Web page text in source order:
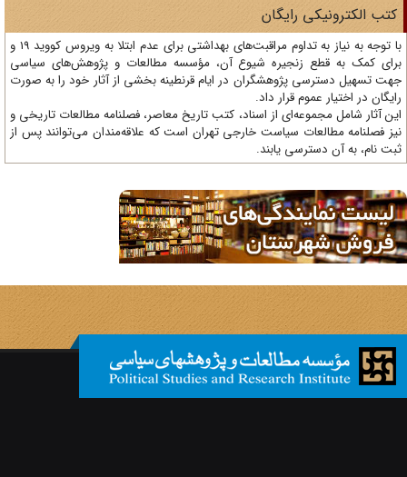
الکترونیکی رایگان
با توجه به نیاز به تداوم مراقبت‌های بهداشتی برای عدم ابتلا به ویروس کووید 19 و
کمک به قطع زنجیره شیوع آن، مؤسسه مطالعات و پژوهش‌های سیاسی
تسهیل دسترسی پژوهشگران در ایام قرنطینه بخشی از آثار خود را به صورت
در اختیار عموم قرار داد.
آثار شامل مجموعه‌ای از اسناد، کتب تاریخ معاصر، فصلنامه‌ مطالعات تاریخی و
فصلنامه مطالعات سیاست خارجی تهران است که علاقه‌مندان می‌توانند پس از
نام، به آن دسترسی یابند.